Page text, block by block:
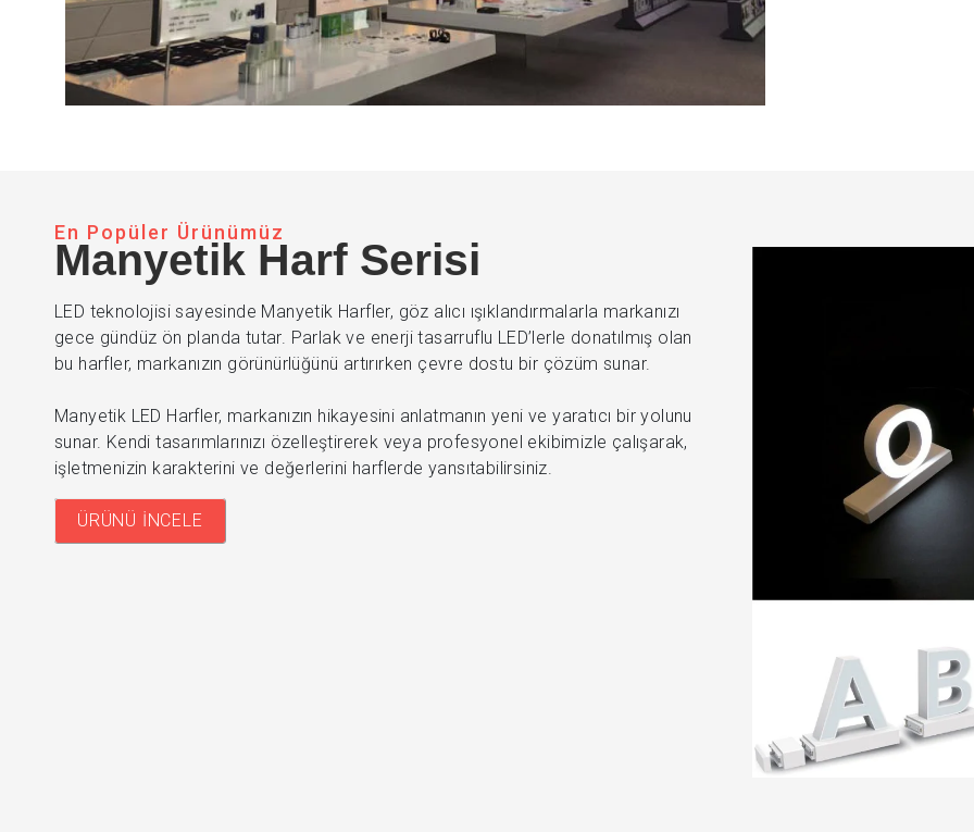
En Popüler Ürünümüz
Manyetik Harf Serisi
LED teknolojisi sayesinde Manyetik Harfler, göz alıcı ışıklandırmalarla markanızı
gece gündüz ön planda tutar. Parlak ve enerji tasarruflu LED’lerle donatılmış olan
bu harfler, markanızın görünürlüğünü artırırken çevre dostu bir çözüm sunar.
Manyetik LED Harfler, markanızın hikayesini anlatmanın yeni ve yaratıcı bir yolunu
sunar. Kendi tasarımlarınızı özelleştirerek veya profesyonel ekibimizle çalışarak,
işletmenizin karakterini ve değerlerini harflerde yansıtabilirsiniz.
ÜRÜNÜ İNCELE